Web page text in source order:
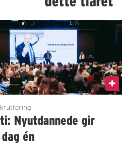
Nyutdannede gir
én